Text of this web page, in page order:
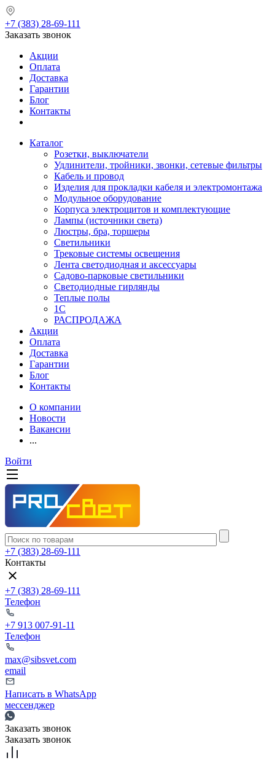
+7 (383) 28-69-111
Заказать звонок
Акции
Оплата
Доставка
Гарантии
Блог
Контакты
Каталог
Розетки, выключатели
Удлинители, тройники, звонки, сетевые фильтры
Кабель и провод
Изделия для прокладки кабеля и электромонтажа
Модульное оборудование
Корпуса электрощитов и комплектующие
Лампы (источники света)
Люстры, бра, торшеры
Светильники
Трековые системы освещения
Лента светодиодная и аксессуары
Садово-парковые светильники
Светодиодные гирлянды
Теплые полы
1С
РАСПРОДАЖА
Акции
Оплата
Доставка
Гарантии
Блог
Контакты
О компании
Новости
Вакансии
...
Войти
+7 (383) 28-69-111
Контакты
+7 (383) 28-69-111
Телефон
+7 913 007-91-11
Телефон
max@sibsvet.com
email
Написать в WhatsApp
мессенджер
Заказать звонок
Заказать звонок